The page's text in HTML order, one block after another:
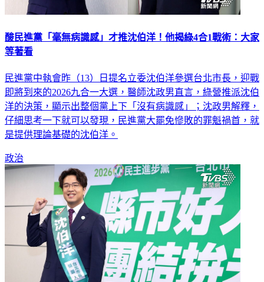
酸民進黨「毫無病識感」才推沈伯洋！他揭綠4合1戰術：大家
等著看
民進黨中執會昨（13）日提名立委沈伯洋參選台北市長，迎戰
即將到來的2026九合一大選，醫師沈政男直言，綠營推派沈伯
洋的決策，顯示出整個黨上下「沒有病識感」；沈政男解釋，
仔細思考一下就可以發現，民進黨大罷免慘敗的罪魁禍首，就
是提供理論基礎的沈伯洋。
政治